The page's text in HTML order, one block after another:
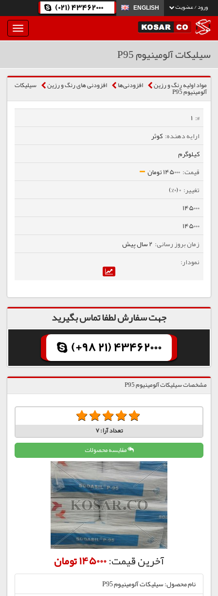
ورود / عضویت ENGLISH
(021) 43462000
بار
و
سیلیکات آلومینیوم P95
مواد اولیه رنگ و رزین افزودنی‌ها افزودنی های رنگ و رزین سیلیکات
آلومینیوم P95
1
کوثر
کیلوگرم
145000 تومان
0 (0%)
145000
145000
2 سال پیش
جهت سفارش لطفا تماس بگیرید
(+98 21) 43462000
مشخصات سیلیکات آلومینیوم P95
تعداد آرا:7
مقایسه محصولات
آخرین قیمت:145000 تومان
نام محصول: سیلیکات آلومینیوم P95